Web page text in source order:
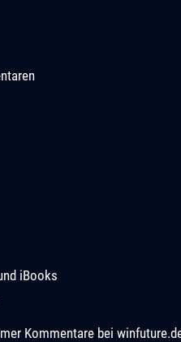
iBooks
Kommentare bei